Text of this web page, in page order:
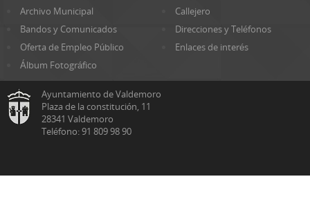
Archivo Municipal
Callejero
Bandos y Comunicados
Direcciones y Teléfonos
Oferta de Empleo Público
Enlaces de interés
Álbum Fotográfico
Ayuntamiento de Valdemoro
Plaza de la constitución, 11
28341 Valdemoro
Teléfono: 91 809 98 90